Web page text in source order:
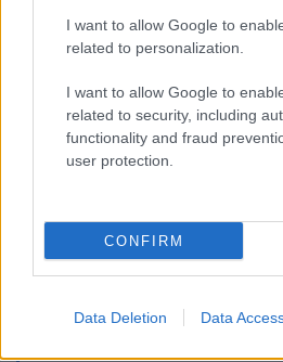
I want to allow Google to
related to personalization.
I want to allow Google to
related to security, including
functionality and fraud
user protection.
CONFIRM
Data Deletion Data
δολάρια.Κατόπιν
«σούπερ αποτέλεσμα».
Κατά τη διάρκεια του
συμβουλίου του, ο
«φανταστικές»,
συνεχίσουν το «μακρύ
περικοπή των δημοσίων
Διαβάστε ακόμη